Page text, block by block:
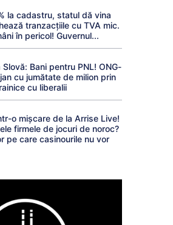
la cadastru, statul dă vina
tranzacțiile cu TVA mic.
în pericol! Guvernul...
Bani pentru PNL! ONG-
cu jumătate de milion prin
cu liberalii
o mișcare de la Arrise Live!
firmele de jocuri de noroc?
pe care casinourile nu vor